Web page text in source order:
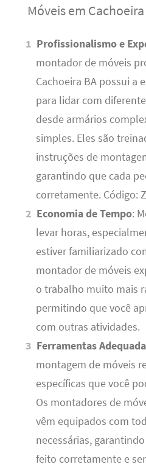
Móveis em Cachoeira
Profissionalismo e
montador de móveis
Cachoeira BA possui a
para lidar com
desde armários
simples. Eles são
instruções de
garantindo que cada
corretamente. Código:
Economia de Tempo:
levar horas,
estiver familiarizado
montador de móveis
o trabalho muito mais
permitindo que você
com outras atividades.
Ferramentas
montagem de móveis
específicas que você
Os montadores de
vêm equipados com
necessárias,
feito corretamente e